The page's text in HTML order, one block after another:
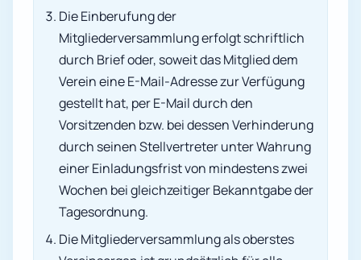
Die Einberufung der
Mitgliederversammlung erfolgt schriftlich
durch Brief oder, soweit das Mitglied dem
Verein eine E-Mail-Adresse zur Verfügung
gestellt hat, per E-Mail durch den
Vorsitzenden bzw. bei dessen Verhinderung
durch seinen Stellvertreter unter Wahrung
einer Einladungsfrist von mindestens zwei
Wochen bei gleichzeitiger Bekanntgabe der
Tagesordnung.
Die Mitgliederversammlung als oberstes